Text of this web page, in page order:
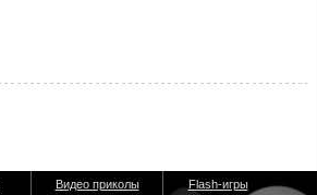
Видео приколы
Flash-игры